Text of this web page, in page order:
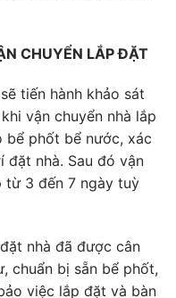
CHUYỂN LẮP ĐẶT
tiến hành khảo sát
vận chuyển nhà lắp
bể phốt bể nước, xác
đặt nhà. Sau đó vận
từ 3 đến 7 ngày tuỳ
nhà đã được cân
chuẩn bị sẵn bể phốt,
việc lắp đặt và bàn